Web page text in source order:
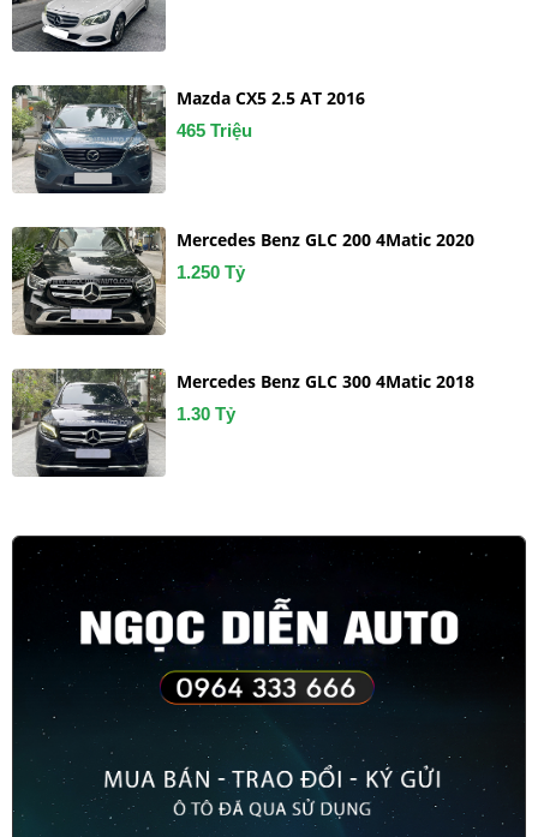
Mazda CX5 2.5 AT 2016
465 Triệu
Mercedes Benz GLC 200 4Matic 2020
1.250 Tỷ
Mercedes Benz GLC 300 4Matic 2018
1.30 Tỷ